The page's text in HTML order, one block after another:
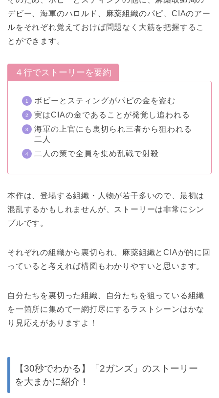
デビー、海軍のハロルド、麻薬組織のパピ、CIAのアー
ルをそれぞれ覚えておけば問題なく大筋を把握するこ
とができます。
４行でストーリーを要約
ボビーとスティングがパピの金を盗む
実はCIAの金であることが発覚し追われる
海軍の上官にも裏切られ三者から狙われる
二人
二人の策で全員を集め乱戦で射殺
本作は、登場する組織・人物が若干多いので、最初は
混乱するかもしれませんが、ストーリーは非常にシン
プルです。
それぞれの組織から裏切られ、麻薬組織とCIAが的に回
っていると考えれば構図もわかりやすいと思います。
自分たちを裏切った組織、自分たちを狙っている組織
を一箇所に集めて一網打尽にするラストシーンはかな
り見応えがありますよ！
【30秒でわかる】「2ガンズ」のストーリー
を大まかに紹介！